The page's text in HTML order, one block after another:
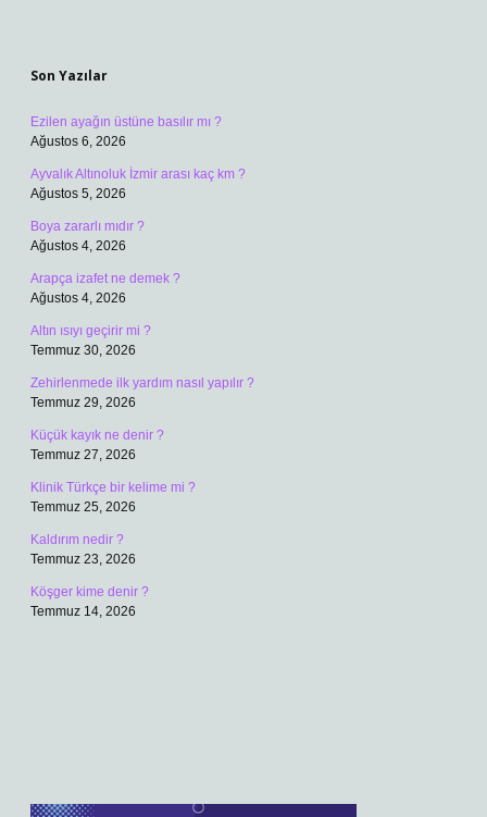
Son Yazılar
Ezilen ayağın üstüne basılır mı ?
Ağustos 6, 2026
Ayvalık Altınoluk İzmir arası kaç km ?
Ağustos 5, 2026
Boya zararlı mıdır ?
Ağustos 4, 2026
Arapça izafet ne demek ?
Ağustos 4, 2026
Altın ısıyı geçirir mi ?
Temmuz 30, 2026
Zehirlenmede ilk yardım nasıl yapılır ?
Temmuz 29, 2026
Küçük kayık ne denir ?
Temmuz 27, 2026
Klinik Türkçe bir kelime mi ?
Temmuz 25, 2026
Kaldırım nedir ?
Temmuz 23, 2026
Köşger kime denir ?
Temmuz 14, 2026